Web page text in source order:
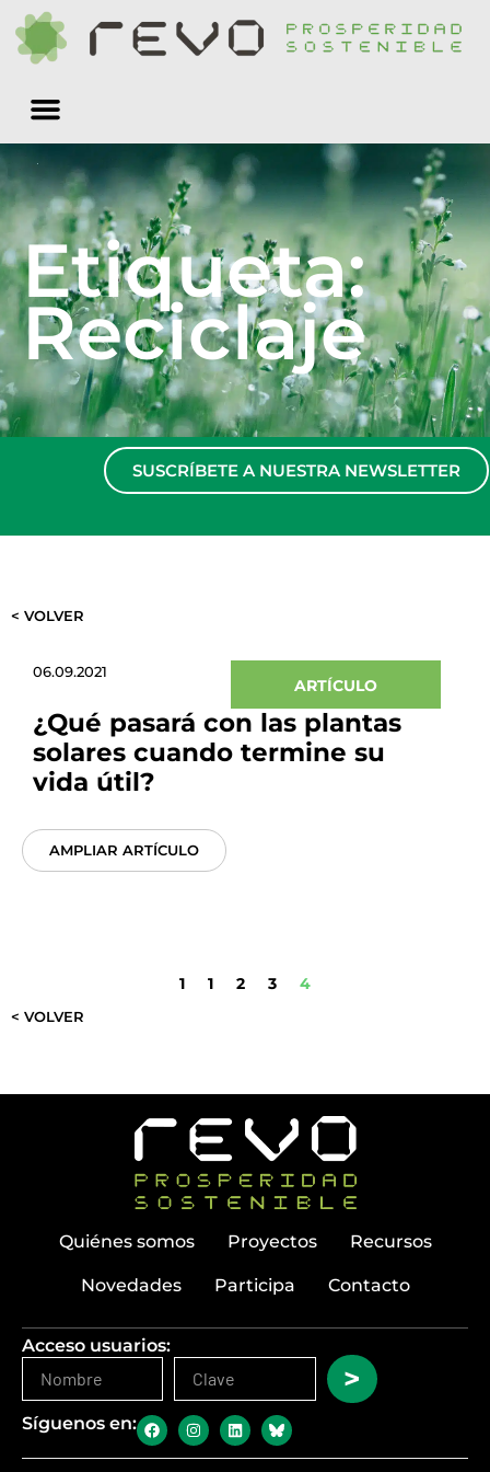
Etiqueta:
Reciclaje
SUSCRÍBETE A NUESTRA NEWSLETTER
< VOLVER
06.09.2021
ARTÍCULO
¿Qué pasará con las plantas
solares cuando termine su
vida útil?
AMPLIAR ARTÍCULO
1 1 2 3 4
< VOLVER
Quiénes somos Proyectos Recursos
Novedades Participa Contacto
Acceso usuarios:
>
Síguenos en: